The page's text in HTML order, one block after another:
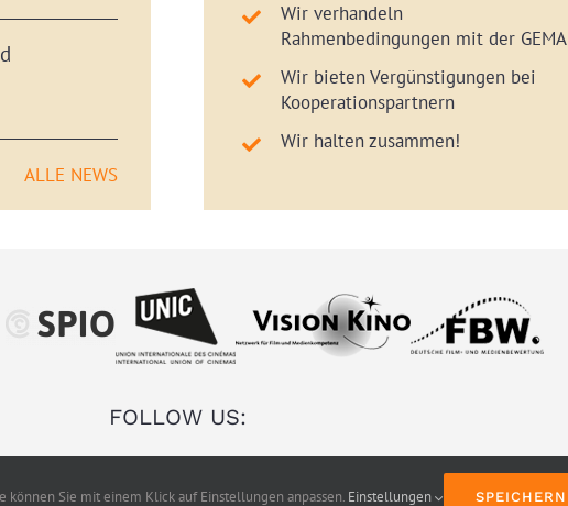
ALLE NEWS
Wir verhandeln
Rahmenbedingungen mit der GEMA
Wir bieten Vergünstigungen bei
Kooperationspartnern
Wir halten zusammen!
FOLLOW US:
können Sie mit einem Klick auf Einstellungen anpassen. Einstellungen SPEICHERN